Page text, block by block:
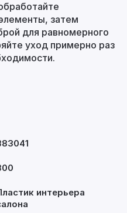
затем
для равномерного
уход примерно раз
интерьера